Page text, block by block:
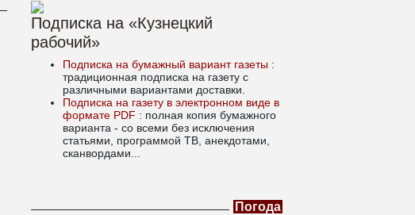
Подписка на «Кузнецкий
рабочий»
Подписка на бумажный вариант газеты :
традиционная подписка на газету с
различными вариантами доставки.
Подписка на газету в электронном виде в
формате PDF : полная копия бумажного
варианта - со всеми без исключения
статьями, программой ТВ, анекдотами,
сканвордами...
Погода